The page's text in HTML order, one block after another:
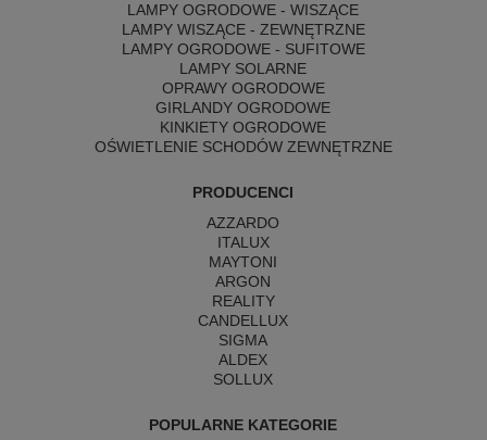
LAMPY OGRODOWE - WISZĄCE
LAMPY WISZĄCE - ZEWNĘTRZNE
LAMPY OGRODOWE - SUFITOWE
LAMPY SOLARNE
OPRAWY OGRODOWE
GIRLANDY OGRODOWE
KINKIETY OGRODOWE
OŚWIETLENIE SCHODÓW ZEWNĘTRZNE
PRODUCENCI
AZZARDO
ITALUX
MAYTONI
ARGON
REALITY
CANDELLUX
SIGMA
ALDEX
SOLLUX
POPULARNE KATEGORIE